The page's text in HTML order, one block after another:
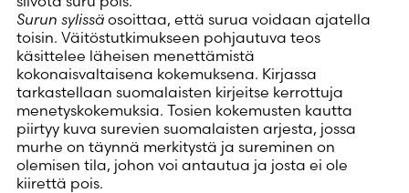
Surun sylissä osoittaa, että surua voidaan ajatella
toisin. Väitöstutkimukseen pohjautuva teos
käsittelee läheisen menettämistä
kokonaisvaltaisena kokemuksena. Kirjassa
tarkastellaan suomalaisten kirjeitse kerrottuja
menetyskokemuksia. Tosien kokemusten kautta
piirtyy kuva surevien suomalaisten arjesta, jossa
murhe on täynnä merkitystä ja sureminen on
olemisen tila, johon voi antautua ja josta ei ole
kiirettä pois.